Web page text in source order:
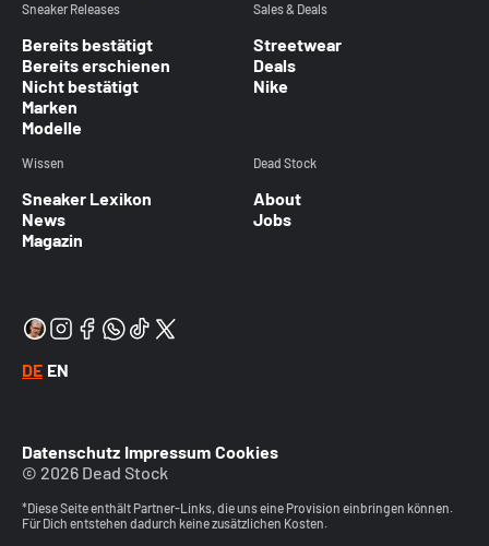
Sneaker Releases
Bereits bestätigt
Bereits erschienen
Nicht bestätigt
Marken
Modelle
Sales & Deals
Streetwear
Deals
Nike
Wissen
Sneaker Lexikon
News
Magazin
Dead Stock
About
Jobs
DE EN
Datenschutz Impressum Cookies
© 2026 Dead Stock
*Diese Seite enthält Partner-Links, die uns eine Provision einbringen können.
Für Dich entstehen dadurch keine zusätzlichen Kosten.